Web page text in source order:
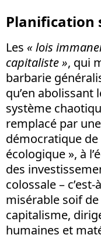
Planification
Les « lois
capitaliste », qui
barbarie
qu’en abolissant
système
remplacé par
démocratique
écologique », à
des
colossale –
misérable soif
capitalisme,
humaines et